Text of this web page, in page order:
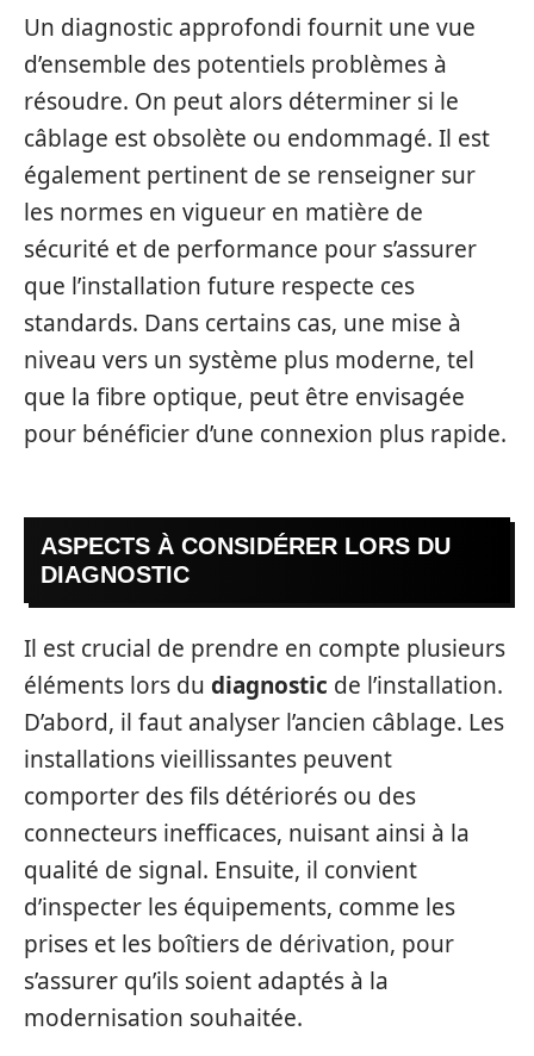
Un diagnostic approfondi fournit une vue
d’ensemble des potentiels problèmes à
résoudre. On peut alors déterminer si le
câblage est obsolète ou endommagé. Il est
également pertinent de se renseigner sur
les normes en vigueur en matière de
sécurité et de performance pour s’assurer
que l’installation future respecte ces
standards. Dans certains cas, une mise à
niveau vers un système plus moderne, tel
que la fibre optique, peut être envisagée
pour bénéficier d’une connexion plus rapide.
ASPECTS À CONSIDÉRER LORS DU
DIAGNOSTIC
Il est crucial de prendre en compte plusieurs
éléments lors du diagnostic de l’installation.
D’abord, il faut analyser l’ancien câblage. Les
installations vieillissantes peuvent
comporter des fils détériorés ou des
connecteurs inefficaces, nuisant ainsi à la
qualité de signal. Ensuite, il convient
d’inspecter les équipements, comme les
prises et les boîtiers de dérivation, pour
s’assurer qu’ils soient adaptés à la
modernisation souhaitée.